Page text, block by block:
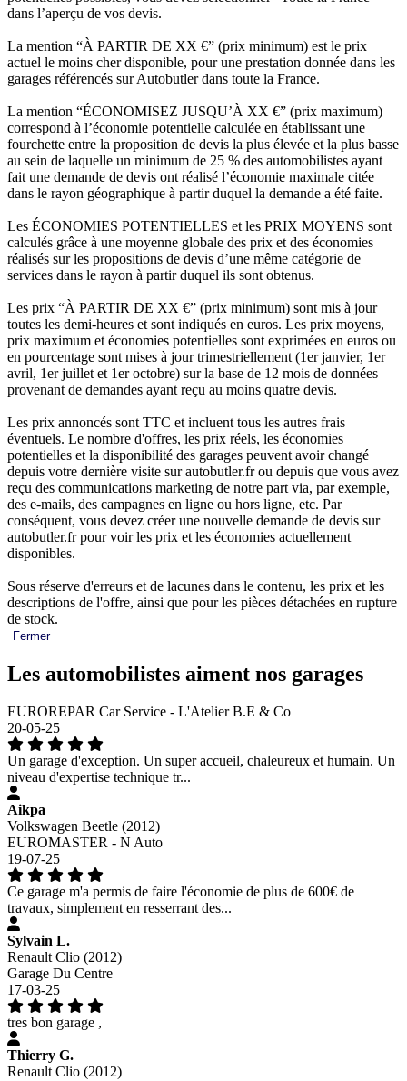
dans l’aperçu de vos devis.
La mention “À PARTIR DE XX €” (prix minimum) est le prix
actuel le moins cher disponible, pour une prestation donnée dans les
garages référencés sur Autobutler dans toute la France.
La mention “ÉCONOMISEZ JUSQU’À XX €” (prix maximum)
correspond à l’économie potentielle calculée en établissant une
fourchette entre la proposition de devis la plus élevée et la plus basse
au sein de laquelle un minimum de 25 % des automobilistes ayant
fait une demande de devis ont réalisé l’économie maximale citée
dans le rayon géographique à partir duquel la demande a été faite.
Les ÉCONOMIES POTENTIELLES et les PRIX MOYENS sont
calculés grâce à une moyenne globale des prix et des économies
réalisés sur les propositions de devis d’une même catégorie de
services dans le rayon à partir duquel ils sont obtenus.
Les prix “À PARTIR DE XX €” (prix minimum) sont mis à jour
toutes les demi-heures et sont indiqués en euros. Les prix moyens,
prix maximum et économies potentielles sont exprimées en euros ou
en pourcentage sont mises à jour trimestriellement (1er janvier, 1er
avril, 1er juillet et 1er octobre) sur la base de 12 mois de données
provenant de demandes ayant reçu au moins quatre devis.
Les prix annoncés sont TTC et incluent tous les autres frais
éventuels. Le nombre d'offres, les prix réels, les économies
potentielles et la disponibilité des garages peuvent avoir changé
depuis votre dernière visite sur autobutler.fr ou depuis que vous avez
reçu des communications marketing de notre part via, par exemple,
des e-mails, des campagnes en ligne ou hors ligne, etc. Par
conséquent, vous devez créer une nouvelle demande de devis sur
autobutler.fr pour voir les prix et les économies actuellement
disponibles.
Sous réserve d'erreurs et de lacunes dans le contenu, les prix et les
descriptions de l'offre, ainsi que pour les pièces détachées en rupture
de stock.
Fermer
Les automobilistes aiment nos garages
EUROREPAR Car Service - L'Atelier B.E & Co
20-05-25
Un garage d'exception. Un super accueil, chaleureux et humain. Un
niveau d'expertise technique tr...
Aikpa
Volkswagen Beetle (2012)
EUROMASTER - N Auto
19-07-25
Ce garage m'a permis de faire l'économie de plus de 600€ de
travaux, simplement en resserrant des...
Sylvain L.
Renault Clio (2012)
Garage Du Centre
17-03-25
tres bon garage ,
Thierry G.
Renault Clio (2012)